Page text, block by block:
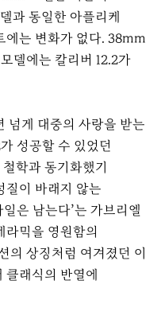
과 동일한 아플리케
에는 변화가 없다. 38mm
델에는 칼리버 12.2가
넘게 대중의 사랑을 받는
성공할 수 있었던
학과 동기화했기
질이 바래지 않는
은 남는다’는 가브리엘
라믹을 영원함의
의 상징처럼 여겨졌던 이
클래식의 반열에